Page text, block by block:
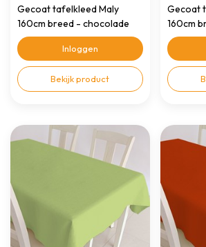
Gecoat tafelkleed Maly
160cm breed - chocolade
bruin
Inloggen
Bekijk product
Gecoat
160cm